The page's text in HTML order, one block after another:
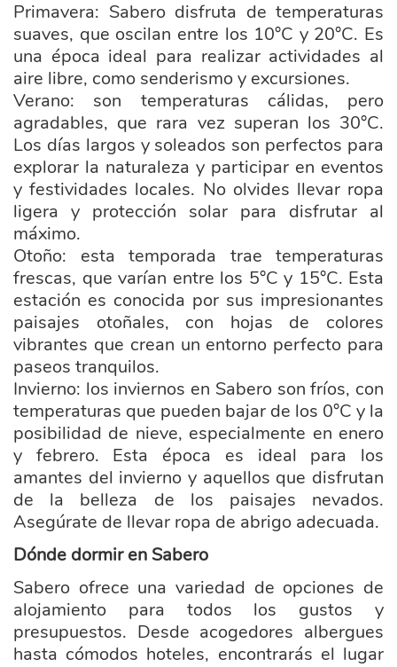
Primavera: Sabero disfruta de temperaturas
suaves, que oscilan entre los 10°C y 20°C. Es
una época ideal para realizar actividades al
aire libre, como senderismo y excursiones.
Verano: son temperaturas cálidas, pero
agradables, que rara vez superan los 30°C.
Los días largos y soleados son perfectos para
explorar la naturaleza y participar en eventos
y festividades locales. No olvides llevar ropa
ligera y protección solar para disfrutar al
máximo.
Otoño: esta temporada trae temperaturas
frescas, que varían entre los 5°C y 15°C. Esta
estación es conocida por sus impresionantes
paisajes otoñales, con hojas de colores
vibrantes que crean un entorno perfecto para
paseos tranquilos.
Invierno: los inviernos en Sabero son fríos, con
temperaturas que pueden bajar de los 0°C y la
posibilidad de nieve, especialmente en enero
y febrero. Esta época es ideal para los
amantes del invierno y aquellos que disfrutan
de la belleza de los paisajes nevados.
Asegúrate de llevar ropa de abrigo adecuada.
Dónde dormir en Sabero
Sabero ofrece una variedad de opciones de
alojamiento para todos los gustos y
presupuestos. Desde acogedores albergues
hasta cómodos hoteles, encontrarás el lugar